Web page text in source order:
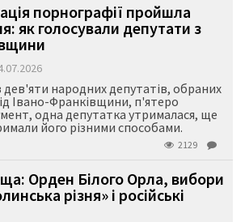
порнографії пройшла
як голосували депутати з
дев'яти народних депутатів, обраних
Івано-Франківщини, п'ятеро
одна депутатка утрималася, ще
його різними способами.
2129
Орден Білого Орла, вибори
різня» і російські